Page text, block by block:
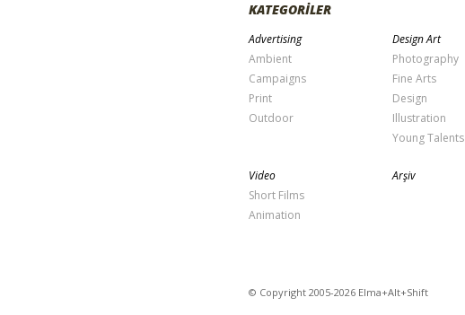
KATEGORİLER
Advertising
Ambient
Campaigns
Print
Outdoor
Design Art
Photography
Fine Arts
Design
Illustration
Young Talents
Video
Short Films
Animation
Arşiv
© Copyright 2005-2026 Elma+Alt+Shift